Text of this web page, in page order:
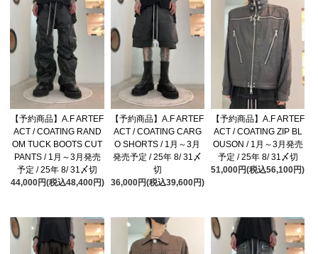
【予約商品】A.F ARTEF
ACT / COATING RAND
OM TUCK BOOTS CUT
PANTS / 1月～3月発売
予定 / 25年 8/ 31〆切
44,000円(税込48,400円)
【予約商品】A.F ARTEF
ACT / COATING CARG
O SHORTS / 1月～3月
発売予定 / 25年 8/ 31〆
切
36,000円(税込39,600円)
【予約商品】A.F ARTEF
ACT / COATING ZIP BL
OUSON / 1月～3月発売
予定 / 25年 8/ 31〆切
51,000円(税込56,100円)